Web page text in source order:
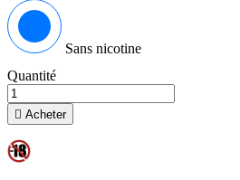
Sans nicotine
Quantité
 Acheter